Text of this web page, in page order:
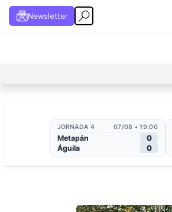
Newsletter